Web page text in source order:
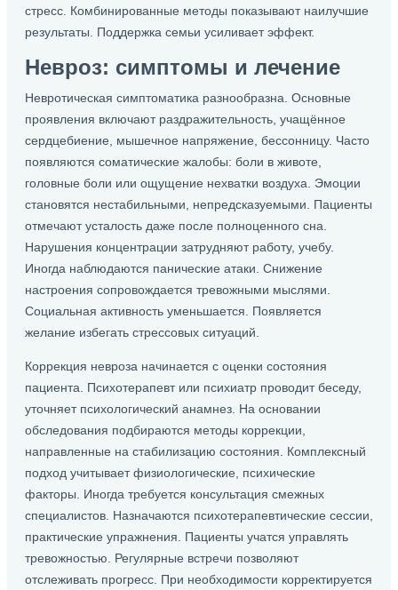
стресс. Комбинированные методы показывают наилучшие
результаты. Поддержка семьи усиливает эффект.
Невроз: симптомы и лечение
Невротическая симптоматика разнообразна. Основные
проявления включают раздражительность, учащённое
сердцебиение, мышечное напряжение, бессонницу. Часто
появляются соматические жалобы: боли в животе,
головные боли или ощущение нехватки воздуха. Эмоции
становятся нестабильными, непредсказуемыми. Пациенты
отмечают усталость даже после полноценного сна.
Нарушения концентрации затрудняют работу, учебу.
Иногда наблюдаются панические атаки. Снижение
настроения сопровождается тревожными мыслями.
Социальная активность уменьшается. Появляется
желание избегать стрессовых ситуаций.
Коррекция невроза начинается с оценки состояния
пациента. Психотерапевт или психиатр проводит беседу,
уточняет психологический анамнез. На основании
обследования подбираются методы коррекции,
направленные на стабилизацию состояния. Комплексный
подход учитывает физиологические, психические
факторы. Иногда требуется консультация смежных
специалистов. Назначаются психотерапевтические сессии,
практические упражнения. Пациенты учатся управлять
тревожностью. Регулярные встречи позволяют
отслеживать прогресс. При необходимости корректируется